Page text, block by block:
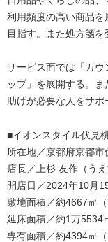
利用頻度の高い商品
目指す。また処方箋を
サービス面では「カ
ップ」を展開する。
助けが必要な人をサポ
■イオンスタイル伏見
所在地／京都府京都
店長／上杉 友作（うえ
開店日／2024年10月
敷地面積／約4667㎡（
延床面積／約1万5534
専有面積／約4394㎡（